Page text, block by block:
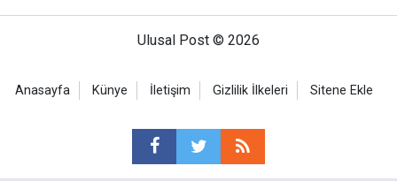
Ulusal Post © 2026
Anasayfa Künye İletişim Gizlilik İlkeleri Sitene Ekle